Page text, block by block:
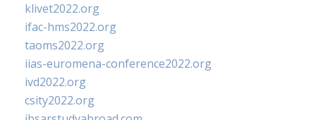
klivet2022.org
ifac-hms2022.org
taoms2022.org
iias-euromena-conference2022.org
ivd2022.org
csity2022.org